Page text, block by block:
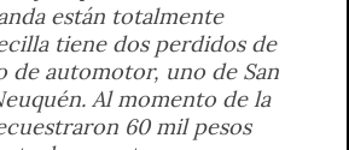
están totalmente
tiene dos perdidos de
de automotor, uno de San
Al momento de la
60 mil pesos